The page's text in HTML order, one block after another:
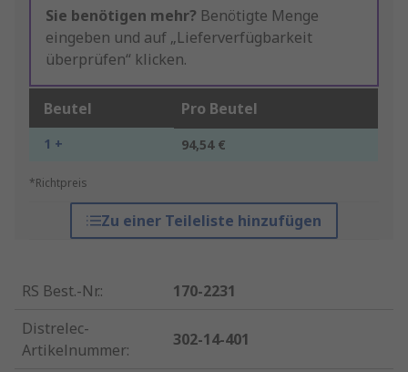
Sie benötigen mehr? Benötigte Menge
eingeben und auf „Lieferverfügbarkeit
überprüfen“ klicken.
Beutel Pro Beutel
1 + 94,54 €
*Richtpreis
Zu einer Teileliste hinzufügen
RS Best.-Nr.:
170-2231
Distrelec-
Artikelnummer:
302-14-401